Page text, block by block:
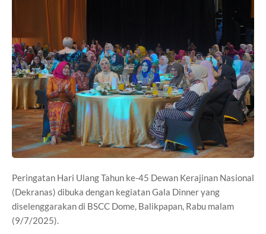
Peringatan Hari Ulang Tahun ke-45 Dewan Kerajinan Nasional
(Dekranas) dibuka dengan kegiatan Gala Dinner yang
diselenggarakan di BSCC Dome, Balikpapan, Rabu malam
(9/7/2025).